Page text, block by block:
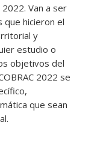
Van a ser
hicieron el
y
estudio o
objetivos del
2022 se
que sean